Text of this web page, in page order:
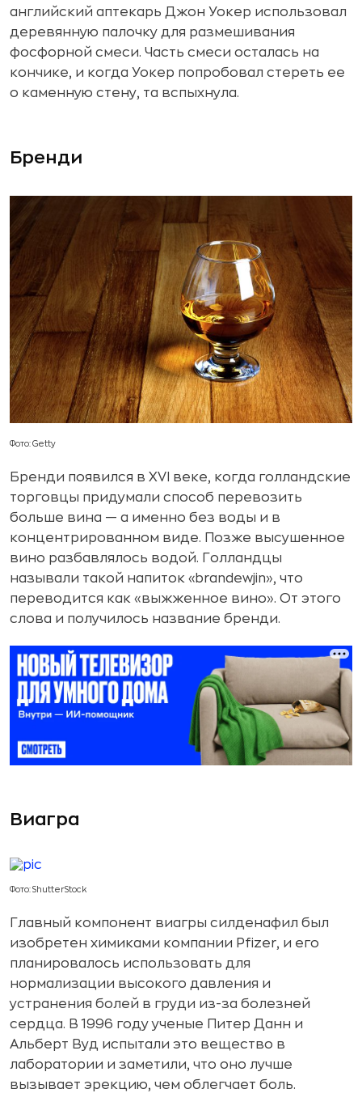
английский аптекарь Джон Уокер использовал
деревянную палочку для размешивания
фосфорной смеси. Часть смеси осталась на
кончике, и когда Уокер попробовал стереть ее
о каменную стену, та вспыхнула.
Бренди
Фото: Getty
Бренди появился в XVI веке, когда голландские
торговцы придумали способ перевозить
больше вина — а именно без воды и в
концентрированном виде. Позже высушенное
вино разбавлялось водой. Голландцы
называли такой напиток «brandewjin», что
переводится как «выжженное вино». От этого
слова и получилось название бренди.
Виагра
Фото: ShutterStock
Главный компонент виагры силденафил был
изобретен химиками компании Pfizer, и его
планировалось использовать для
нормализации высокого давления и
устранения болей в груди из-за болезней
сердца. В 1996 году ученые Питер Данн и
Альберт Вуд испытали это вещество в
лаборатории и заметили, что оно лучше
вызывает эрекцию, чем облегчает боль.